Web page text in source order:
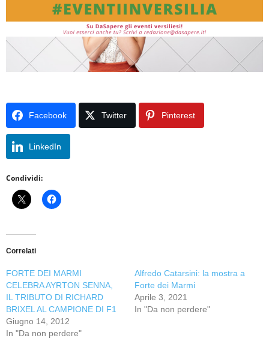
Facebook Twitter Pinterest
LinkedIn
Condividi:
Correlati
FORTE DEI MARMI
CELEBRA AYRTON SENNA,
IL TRIBUTO DI RICHARD
BRIXEL AL CAMPIONE DI F1
Giugno 14, 2012
In "Da non perdere"
Alfredo Catarsini: la mostra a
Forte dei Marmi
Aprile 3, 2021
In "Da non perdere"